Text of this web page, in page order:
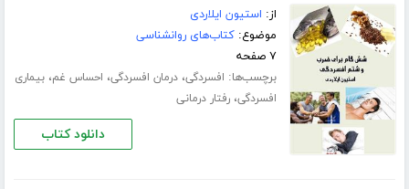
از: استیون ایلاردی
موضوع:کتاب‌های روانشناسی
۷ صفحه
برچسب‌ها: افسردگی،درمان افسردگی، احساس غم،بیماری
افسردگی،رفتار درمانی
دانلود کتاب